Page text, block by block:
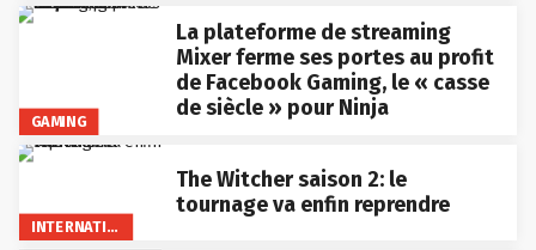
GAMING
La plateforme de streaming
Mixer ferme ses portes au profit
de Facebook Gaming, le « casse
de siècle » pour Ninja
INTERNATIONAL
The Witcher saison 2: le
tournage va enfin reprendre